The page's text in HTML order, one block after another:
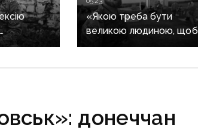
«Якою треба бути
великою людиною, щоб
за тобою плакала вся
Юковим
донеччан